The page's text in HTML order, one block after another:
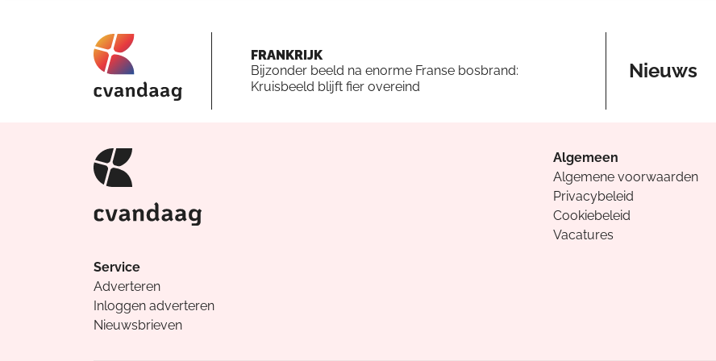
FRANKRIJK
Bijzonder beeld na enorme Franse bosbrand:
Kruisbeeld blijft fier overeind
Nieuws
Algemeen
Algemene voorwaarden
Privacybeleid
Cookiebeleid
Vacatures
Service
Adverteren
Inloggen adverteren
Nieuwsbrieven